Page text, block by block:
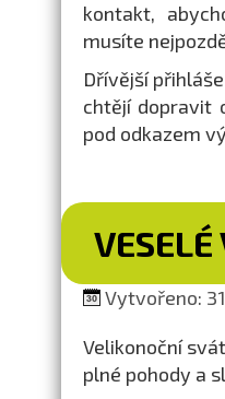
kontakt,
musíte
Dřívější
chtějí dopravit
pod odkazem
VESELÉ
Vytvořeno:
Velikonoční
plné pohody a